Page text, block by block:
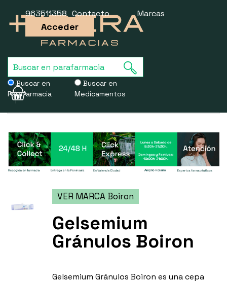
Buscar en
Parafarmacia
Buscar en
Medicamentos
963511358 Contacto Marcas
Acceder
Usamos cookies para mejorar la experiencia de la web. Si sigues
VER MARCA Boiron
Gelsemium
Gránulos Boiron
Gelsemium Gránulos Boiron es una cepa